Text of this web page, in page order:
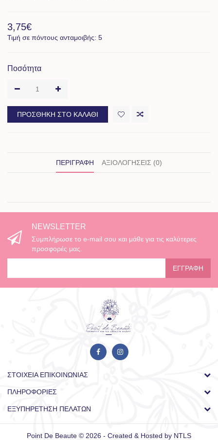
3,75€
Τιμή σε πόντους ανταμοιβής: 5
Ποσότητα
ΠΡΟΣΘΉΚΗ ΣΤΟ ΚΑΛΆΘΙ
ΠΕΡΙΓΡΑΦΉ ΑΞΙΟΛΟΓΉΣΕΙΣ (0)
NEWSLETTER
Συμπλήρωσε το e-mail σου και μάθε για τις καλύτερες
προσφορές μας.
ΕΓΓΡΑΦΉ
ΣΤΟΙΧΕΊΑ ΕΠΙΚΟΙΝΩΝΊΑΣ
ΠΛΗΡΟΦΟΡΊΕΣ
ΕΞΥΠΗΡΈΤΗΣΗ ΠΕΛΑΤΏΝ
Point De Beaute © 2026 - Created & Hosted by NTLS